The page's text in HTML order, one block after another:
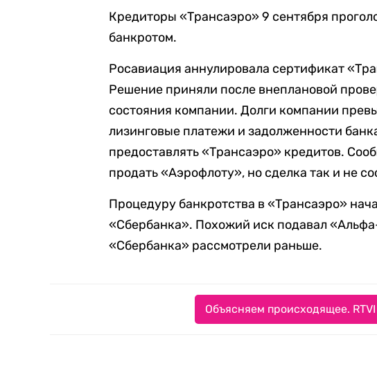
Кредиторы «Трансаэро» 9 сентября
банкротом.
Росавиация аннулировала сертификат
Решение приняли после внеплановой
состояния компании. Долги компании
лизинговые платежи и задолженности
предоставлять «Трансаэро» кредитов.
продать «Аэрофлоту», но сделка так и не
Процедуру банкротства в «Трансаэро»
«Сбербанка». Похожий иск подавал
«Сбербанка» рассмотрели раньше.
Объясняем происходящее.